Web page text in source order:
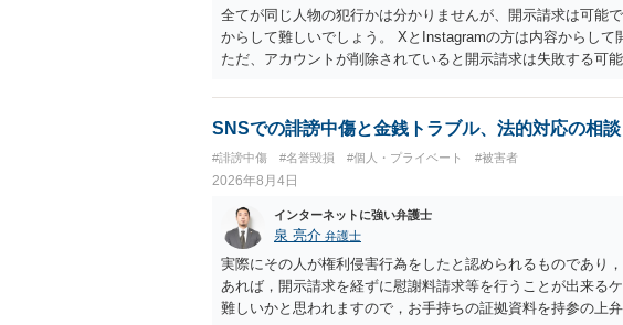
全てが同じ人物の犯行かは分かりませんが、開示請求は可能
からして難しいでしょう。 XとInstagramの方は内容からして
ただ、アカウントが削除されていると開示請求は失敗する可
相手に全ての弁護士費用を負担させることは可能でしょうか
せることができるでしょう。訴訟で判決となった場合は、実
SNSでの誹謗中傷と金銭トラブル、法的対応の相談
#誹謗中傷 #名誉毀損 #個人・プライベート #被害者
2026年8月4日
インターネットに強い弁護士
泉 亮介 弁護士
実際にその人が権利侵害行為をしたと認められるものであり
あれば，開示請求を経ずに慰謝料請求等を行うことが出来る
難しいかと思われますので，お手持ちの証拠資料を持参の上